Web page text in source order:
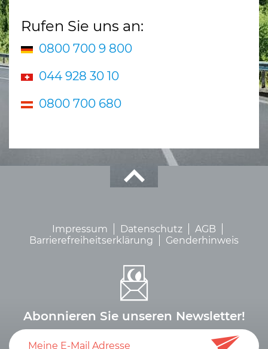
Rufen Sie uns an:
0800 700 9 800
044 928 30 10
0800 700 680
Impressum Datenschutz
AGB
Barrierefreiheitserklärung
Genderhinweis
Abonnieren Sie unseren Newsletter!